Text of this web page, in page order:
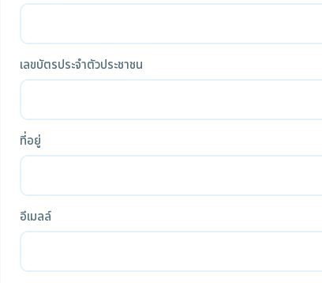
เลขบัตรประจำตัวประชาชน
ที่อยู่
อีเมลล์